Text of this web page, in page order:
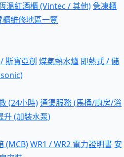
溫紅酒櫃 (Vintec / 其他)急凍櫃
櫃維修地區一覽
斯寶亞創 煤氣熱水爐 即熱式 / 儲
(24小時)通渠服務 (馬桶/廚房/浴
升 (加裝水泵)
(MCB)WR1 / WR2 電力證明書 安